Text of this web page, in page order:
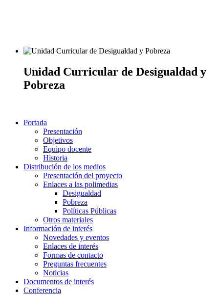
Unidad Curricular de Desigualdad y
Pobreza
Portada
Presentación
Objetivos
Equipo docente
Historia
Distribución de los medios
Presentación del proyecto
Enlaces a las polimedias
Desigualdad
Pobreza
Políticas Públicas
Otros materiales
Información de interés
Novedades y eventos
Enlaces de interés
Formas de contacto
Preguntas frecuentes
Noticias
Documentos de interés
Conferencia